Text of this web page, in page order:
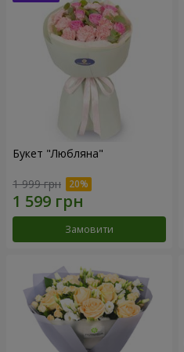
Букет "Любляна"
1 999 грн
Замовити